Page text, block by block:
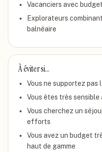
Vacanciers avec
Explorateurs
balnéaire
À éviter si…
Vous ne supportez pas
Vous êtes très
Vous cherchez un
efforts
Vous avez un budget
haut de gamme